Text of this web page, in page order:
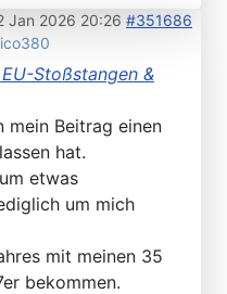
Jan 2026 20:26 #351686
Stoßstangen &
mein Beitrag einen
hat.
etwas
um mich
mit meinen 35
bekommen.